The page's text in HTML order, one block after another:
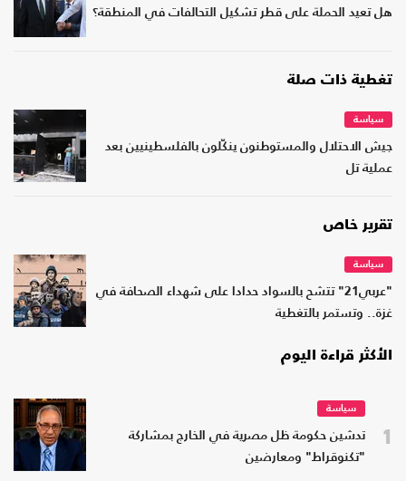
هل تعيد الحملة على قطر تشكيل التحالفات في المنطقة؟
تغطية ذات صلة
سياسة
جيش الاحتلال والمستوطنون ينكّلون بالفلسطينيين بعد
عملية تل
تقرير خاص
سياسة
"عربي21" تتشح بالسواد حدادا على شهداء الصحافة في
غزة.. وتستمر بالتغطية
الأكثر قراءة اليوم
1
سياسة
تدشين حكومة ظل مصرية في الخارج بمشاركة
"تكنوقراط" ومعارضين